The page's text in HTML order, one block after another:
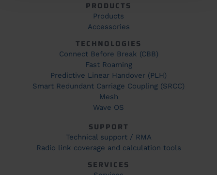
PRODUCTS
Products
Accessories
TECHNOLOGIES
Connect Before Break (CBB)
Fast Roaming
Predictive Linear Handover (PLH)
Smart Redundant Carriage Coupling (SRCC)
Mesh
Wave OS
SUPPORT
Technical support / RMA
Radio link coverage and calculation tools
SERVICES